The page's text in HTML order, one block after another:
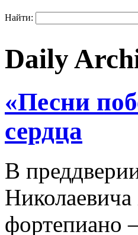
Найти:
Daily
«Песни
сердца
В
фортепиано